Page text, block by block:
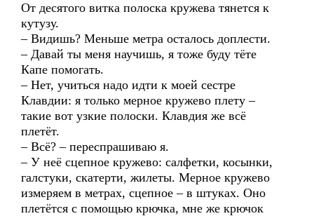
От десятого витка полоска кружева тянется к
кутузу.
– Видишь? Меньше метра осталось доплести.
– Давай ты меня научишь, я тоже буду тёте
Капе помогать.
– Нет, учиться надо идти к моей сестре
Клавдии: я только мерное кружево плету –
такие вот узкие полоски. Клавдия же всё
плетёт.
– Всё? – переспрашиваю я.
– У неё сцепное кружево: салфетки, косынки,
галстуки, скатерти, жилеты. Мерное кружево
измеряем в метрах, сцепное – в штуках. Оно
плетётся с помощью крючка, мне же крючок